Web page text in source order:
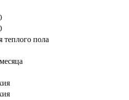
теплого пола